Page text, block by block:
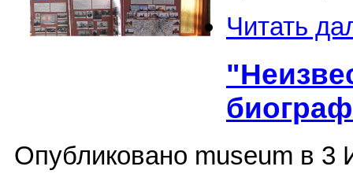
Читать
Опубликовано museum в 3